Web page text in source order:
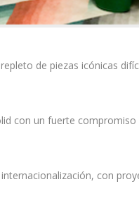
de piezas icónicas
con un fuerte compromiso
con